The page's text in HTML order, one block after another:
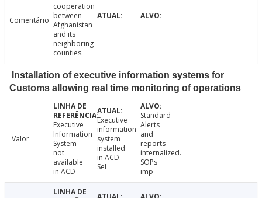
Comentário
cooperation
between
Afghanistan
and its
neighboring
counties.
Installation of executive information systems for
Customs allowing real time monitoring of operations
Valor
Executive
Information
System
not
available
in ACD
Executive
information
system
installed
in ACD.
Sel
Standard
Alerts
and
reports
internalized.
SOPs
imp